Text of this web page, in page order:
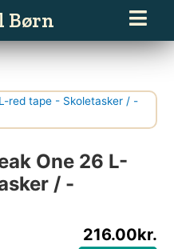
Børn
One 26 L-
/ -
216.00kr.